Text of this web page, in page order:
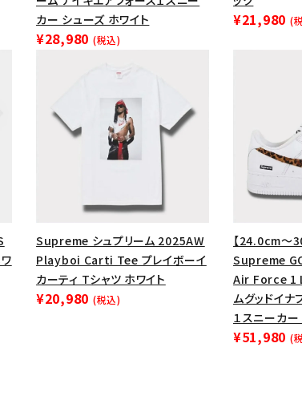
絞り込んで検索する
カー シューズ ホワイト
¥28,980 (税込)
¥21,980 (
Supreme シュプリーム 2025AW
Playboi Carti Tee プレイボーイ
カーティ Tシャツ ホワイト
¥20,980 (税込)
【24.0cm～
Supreme
Air Force 1
ムグッドイナ
１スニーカー
¥51,980 (